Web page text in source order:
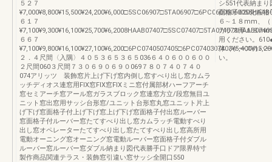
５２７
６１７
６６７
２．４尺間〈入隅〉４０５３６５３６５036６４０６００６００
２尺間060３尺間７３０６９０６９０069７８０７４０７４０
074アリッツ 装飾窓片上げ下げ窓内倒し窓すべり出し窓カムラ
ッチディオス連窓用FIX窓FIX窓FIXミニ窓付属部材ハーフアーチ
窓セミアーチ窓アール窓ガラスブロック窓連窓方立/段窓無目ユ
ニット窓出窓用サッシ台形窓/ユニット台形窓丸窓ユニット片上
げ下げ窓面格子付上げ下げ窓上げ下げ窓面格子付出窓ルーバー
窓面格子付ルーバー窓たてすべり出し窓カムラッチ電動すべり
出し窓オペレーターたてすべり出し窓たてすべり出し窓高所用
電動オーニング窓オーニング窓電動ルーバー窓面格子付ダブル
ルーバー窓ルーバー窓ダブル納まり図代表勝手口ドア限界特寸
製作商品関連テラス・装飾窓引違い窓サッシ全開口550
シ551代表納ま
面格子620化粧
６∼１８mm、（
ガラス厚１８
用ください。
体（ケースカバ
い。